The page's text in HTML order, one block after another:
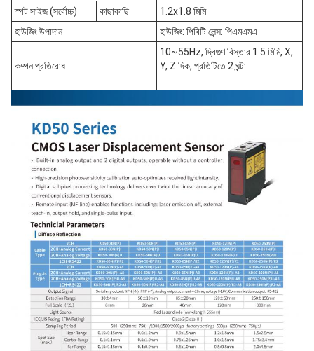
স্পট সাইজ (সর্বোচ্চ)
কাছাকাছি
1.2x1.8 মিমি
হাউজিং উপাদান
হাউজিং: পিবিটি লেন্স: পিএমএমএ
কম্পন প্রতিরোধ
10~55Hz, দ্বিগুণ বিস্তার 1.5 মিমি, X,
Y, Z দিক, প্রতিটিতে 2 ঘন্টা